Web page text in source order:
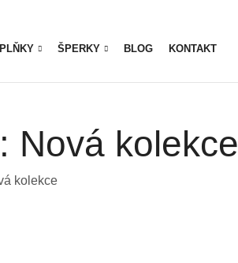
ŠPERKY BLOG KONTAKT
Nová kolekce
kolekce